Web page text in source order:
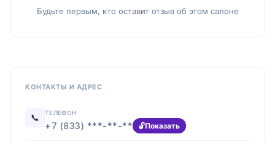
Будьте первым, кто оставит отзыв об этом салоне
КОНТАКТЫ И АДРЕС
📞 ТЕЛЕФОН
+7 (833) ***-**-** Показать